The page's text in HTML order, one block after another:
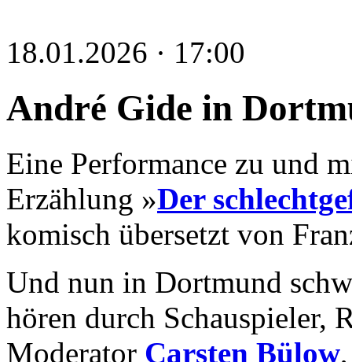
18.01.2026 · 17:00
André Gide in
Eine Performance zu und
Erzählung »Der
komisch übersetzt von
Und nun in Dortmund
hören durch Schauspieler,
Moderator Carsten Bülow